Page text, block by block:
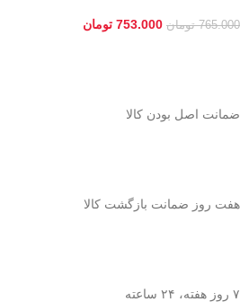
765.000 تومان 753.000 تومان
ﺿﻤﺎﻧﺖ اﺻﻞ ﺑﻮدن ﮐﺎﻟﺎ
هفت روز ضمانت بازگشت کالا
۷ روز ﻫﻔﺘﻪ، ۲۴ ﺳﺎﻋﺘﻪ